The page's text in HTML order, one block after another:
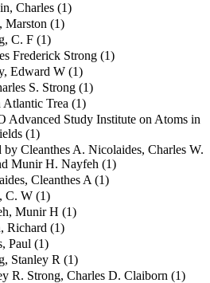
Charles (1)
Marston (1)
C. F (1)
Frederick Strong (1)
Edward W (1)
S. Strong (1)
Atlantic Trea (1)
Advanced Study Institute on Atoms in
(1)
by Cleanthes A. Nicolaides, Charles W.
Munir H. Nayfeh (1)
Cleanthes A (1)
C. W (1)
Munir H (1)
Richard (1)
Paul (1)
Stanley R (1)
R. Strong, Charles D. Claiborn (1)